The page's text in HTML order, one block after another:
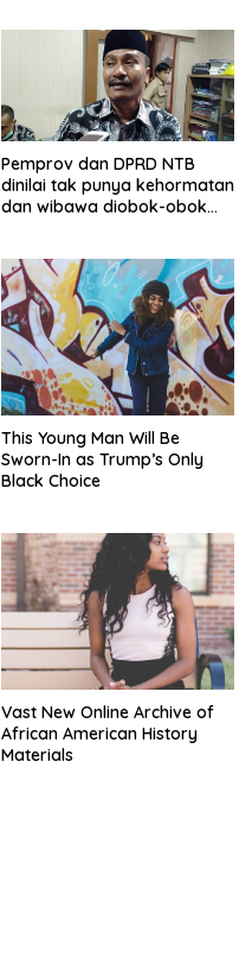
Pemprov dan DPRD NTB
dinilai tak punya kehormatan
dan wibawa diobok-obok
This Young Man Will Be
Sworn-In as Trump’s Only
Black Choice
Vast New Online Archive of
African American History
Materials